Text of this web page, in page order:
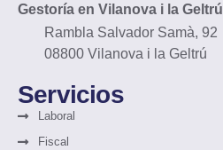
Gestoría en Vilanova i la Geltrú
Rambla Salvador Samà, 92
08800 Vilanova i la Geltrú
Servicios
Laboral
Fiscal